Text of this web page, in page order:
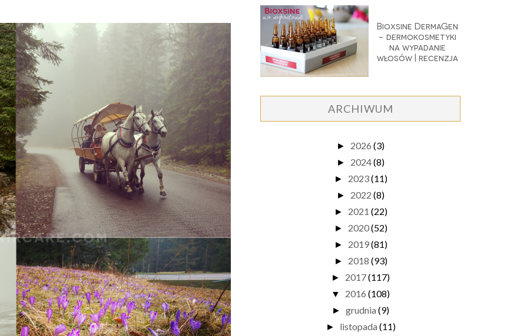
Bioxsine DermaGen
- dermokosmetyki
na wypadanie
włosów | recenzja
ARCHIWUM
► 2026 (3)
► 2024(8)
► 2023(11)
► 2022 (8)
► 2021 (22)
► 2020(52)
► 2019(81)
► 2018 (93)
► 2017(117)
▼ 2016 (108)
► grudnia (9)
► listopada (11)